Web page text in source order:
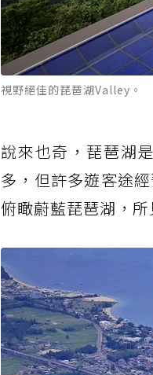
視野絕佳的琵琶湖Valley。
說來也奇，琵琶湖
多，但許多遊客途
俯瞰蔚藍琵琶湖，